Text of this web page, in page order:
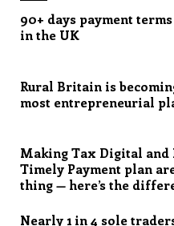
90+ days payment
in the UK
Rural Britain is
most entrepreneurial
Making Tax Digital and
Timely Payment plan
thing — here’s the
Nearly 1 in 4 sole